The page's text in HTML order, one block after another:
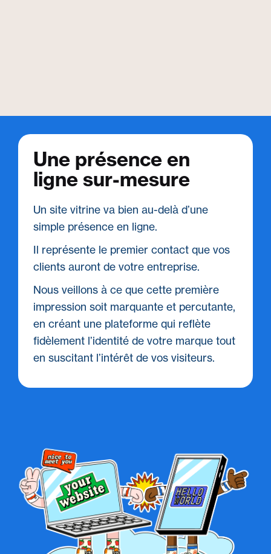
Une présence en
ligne sur-mesure​
Un site vitrine va bien au-delà d’une
simple présence en ligne.
Il représente le premier contact que vos
clients auront de votre entreprise.
Nous veillons à ce que cette première
impression soit marquante et percutante,
en créant une plateforme qui reflète
fidèlement l’identité de votre marque tout
en suscitant l’intérêt de vos visiteurs.